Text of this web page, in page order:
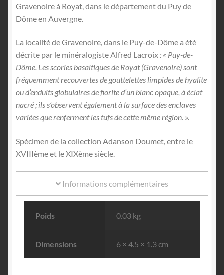
Gravenoire à Royat, dans le département du Puy de
Dôme en Auvergne.
La localité de Gravenoire, dans le Puy-de-Dôme a été
décrite par le minéralogiste Alfred Lacroix: « Puy-de-
Dôme. Les scories basaltiques de Royat (Gravenoire) sont
fréquemment recouvertes de gouttelettes limpides de hyalite
ou d’enduits globulaires de fiorite d’un blanc opaque, à éclat
nacré ; ils s’observent également à la surface des enclaves
variées que renferment les tufs de cette même région. ».
Spécimen de la collection Adanson Doumet, entre le
XVIIIème et le XIXème siècle.
Informations complémentaires
Poids 0.03 kg
Dimensions 6 × 4.5 × 1.3 cm